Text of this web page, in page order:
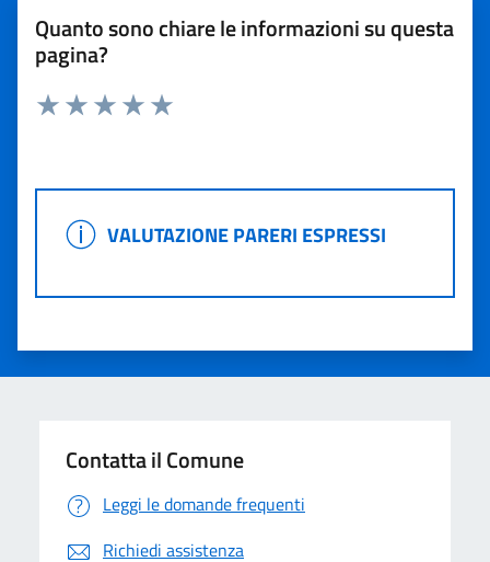
Quanto sono chiare le informazioni su questa
pagina?
Rating:
VALUTAZIONE PARERI ESPRESSI
VALUTAZIONE PARERI ESPRESSI
Contatta il Comune
Leggi le domande frequenti
Richiedi assistenza